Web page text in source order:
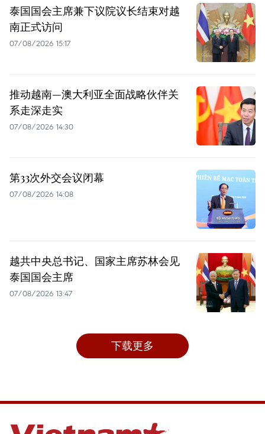
泰国国会主席兼下议院议长结束对越
南正式访问
07/08/2026 15:17
推动越南—澳大利亚全面战略伙伴关
系走深走实
07/08/2026 14:30
第33次外交会议闭幕
07/08/2026 14:08
越共中央总书记、国家主席苏林会见
泰国国会主席
07/08/2026 13:47
下载更多